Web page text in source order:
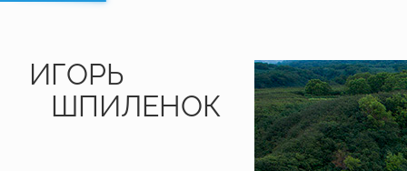
ИГОРЬ
ШПИЛЕНОК